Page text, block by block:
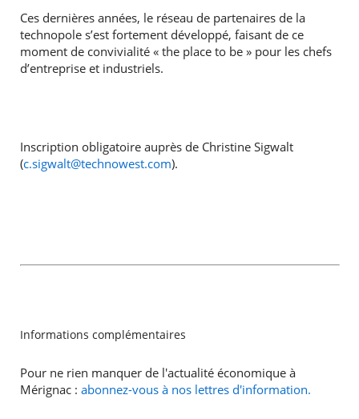
Ces dernières années, le réseau de partenaires de la
technopole s’est fortement développé, faisant de ce
moment de convivialité « the place to be » pour les chefs
d’entreprise et industriels.
Inscription obligatoire auprès de Christine Sigwalt
(c.sigwalt@technowest.com).
Informations complémentaires
Pour ne rien manquer de l'actualité économique à
Mérignac : abonnez-vous à nos lettres d'information.